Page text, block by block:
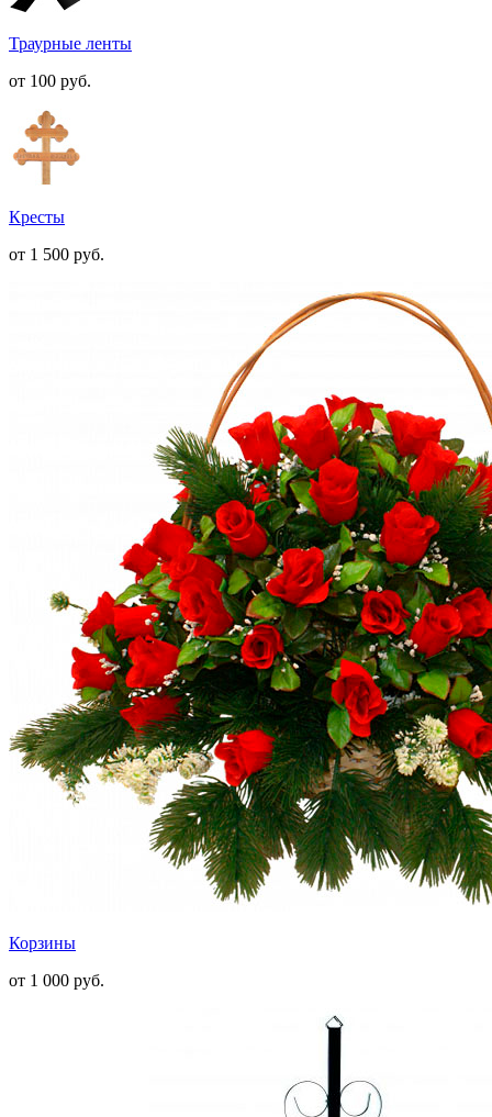
Траурные ленты
от 100 руб.
Кресты
от 1 500 руб.
Корзины
от 1 000 руб.